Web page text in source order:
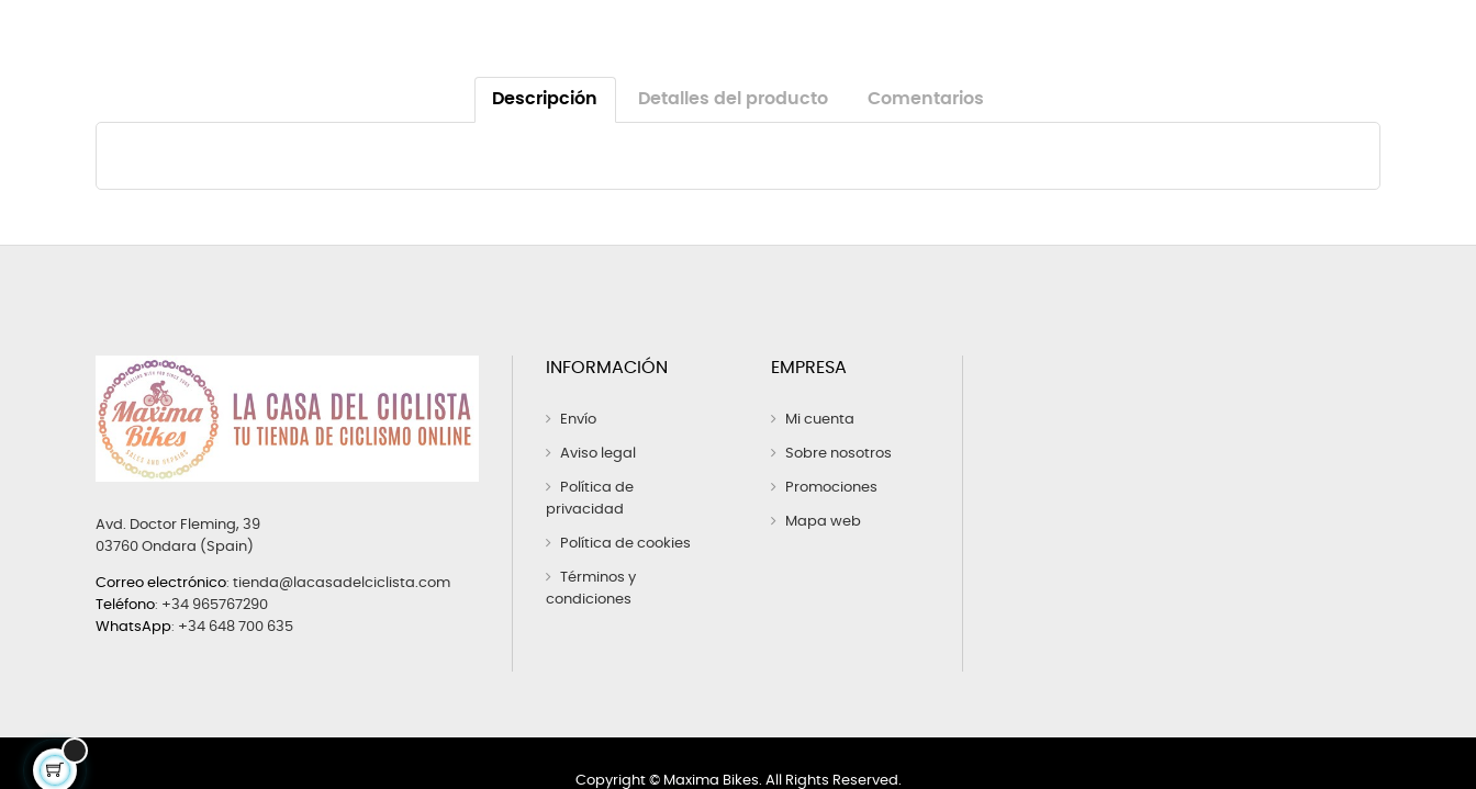
Descripción Detalles del producto Comentarios
Avd. Doctor Fleming, 39
03760 Ondara (Spain)
Correo electrónico: tienda@lacasadelciclista.com
Teléfono: +34 965767290
WhatsApp: +34 648 700 635
INFORMACIÓN
Envío
Aviso legal
Política de
privacidad
Política de cookies
Términos y
condiciones
EMPRESA
Mi cuenta
Sobre nosotros
Promociones
Mapa web
Copyright © Maxima Bikes. All Rights Reserved.